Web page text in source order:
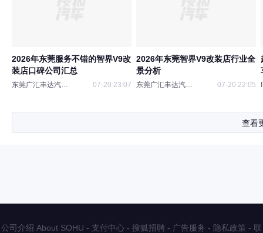
2026年东莞服务不错的智界V9改
装店口碑公司汇总
东莞广汇丰达汽车装饰 07-20 23:07
2026年东莞智界V9改装店行业全
景分析
东莞广汇丰达汽车装饰 07-20 22:05
查看
公司介绍 About SOHU - 支付中心 - 搜狐招聘 - 广告服务 - 隐私政策 - 联